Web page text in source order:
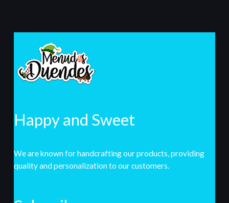
Happy and Sweet
We are known for handcrafting our products, providing
quality and personalization to our customers.